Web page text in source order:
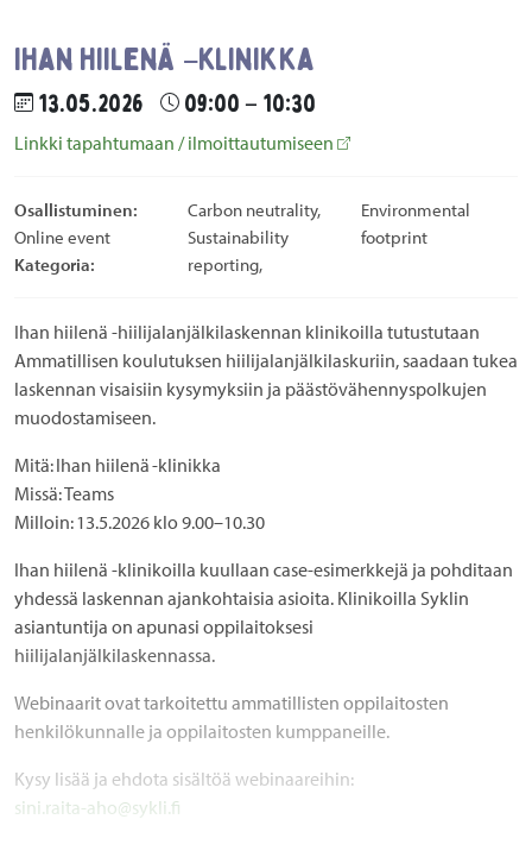
Ihan hiilenä –klinikka
13.05.2026 09:00 – 10:30
Linkki tapahtumaan / ilmoittautumiseen
Osallistuminen:
Online event
Kategoria:
Carbon neutrality,
Sustainability
reporting,
Environmental
footprint
Ihan hiilenä -hiilijalanjälkilaskennan klinikoilla tutustutaan
Ammatillisen koulutuksen hiilijalanjälkilaskuriin, saadaan tukea
laskennan visaisiin kysymyksiin ja päästövähennyspolkujen
muodostamiseen.
Mitä:Ihan hiilenä -klinikka
Missä:Teams
Milloin:13.5.2026 klo 9.00–10.30
Ihan hiilenä -klinikoilla kuullaan case-esimerkkejä ja pohditaan
yhdessä laskennan ajankohtaisia asioita. Klinikoilla Syklin
asiantuntija on apunasi oppilaitoksesi
hiilijalanjälkilaskennassa.
Webinaarit ovat tarkoitettu ammatillisten oppilaitosten
henkilökunnalle ja oppilaitosten kumppaneille.
Kysy lisää ja ehdota sisältöä webinaareihin:
sini.raita-aho@sykli.fi